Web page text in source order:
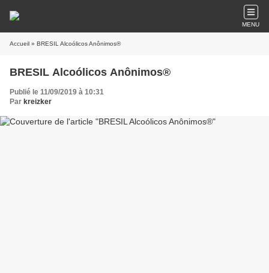
MENU
Accueil » BRESIL Alcoólicos Anônimos®
BRESIL Alcoólicos Anônimos®
Publié le 11/09/2019 à 10:31
Par kreizker